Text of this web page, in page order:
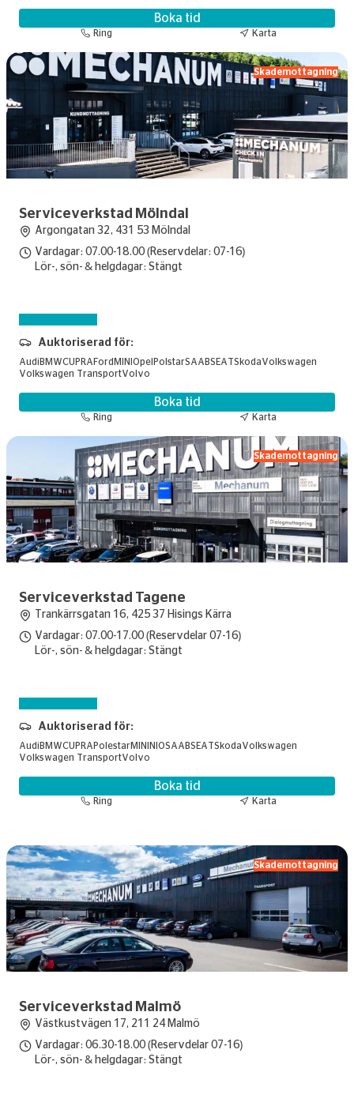
Boka tid
Ring Karta
Skademottagning
Serviceverkstad Mölndal
Argongatan 32, 431 53 Mölndal
Vardagar: 07.00-18.00 (Reservdelar: 07-16)
Lör-, sön- & helgdagar: Stängt
Auktoriserad för:
Audi BMWCUPRA Ford MINI Opel PolstarSAABSEATSkodaVolkswagen
Volkswagen TransportVolvo
Boka tid
Ring Karta
Skademottagning
Serviceverkstad Tagene
Trankärrsgatan 16, 425 37 Hisings Kärra
Vardagar: 07.00-17.00 (Reservdelar 07-16)
Lör-, sön- & helgdagar: Stängt
Auktoriserad för:
Audi BMWCUPRA PolestarMINI NIOSAABSEATSkodaVolkswagen
Volkswagen TransportVolvo
Boka tid
Ring Karta
Skademottagning
Serviceverkstad Malmö
Västkustvägen 17, 211 24 Malmö
Vardagar: 06.30-18.00 (Reservdelar 07-16)
Lör-, sön- & helgdagar: Stängt